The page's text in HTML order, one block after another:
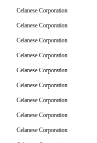
Celanese Corporation
Celanese Corporation
Celanese Corporation
Celanese Corporation
Celanese Corporation
Celanese Corporation
Celanese Corporation
Celanese Corporation
Celanese Corporation